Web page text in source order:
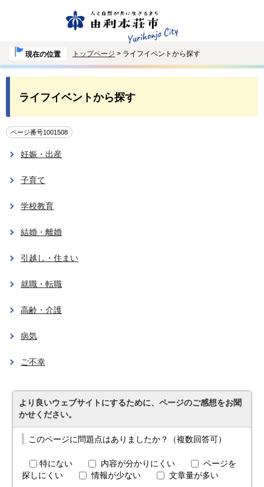
現在の位置 トップページ > ライフイベントから探す
ライフイベントから探す
ページ番号1001508
妊娠・出産
子育て
学校教育
結婚・離婚
引越し・住まい
就職・転職
高齢・介護
病気
ご不幸
より良いウェブサイトにするために、ページのご感想をお聞
かせください。
このページに問題点はありましたか？（複数回答可）
特にない 内容が分かりにくい
ページを
探しにくい
情報が少ない 文章量が多い